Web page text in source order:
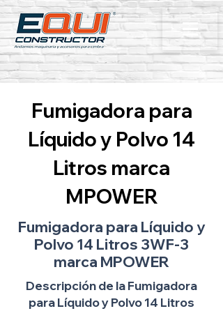
Fumigadora para
Líquido y Polvo 14
Litros marca
MPOWER
Fumigadora para Líquido y
Polvo 14 Litros 3WF-3
marca MPOWER
Descripción de la Fumigadora
para Líquido y Polvo 14 Litros